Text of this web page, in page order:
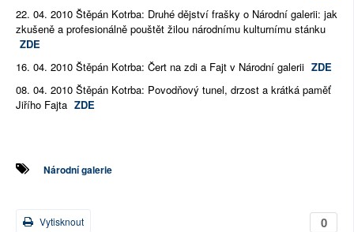
22. 04. 2010 Štěpán Kotrba: Druhé dějství frašky o Národní galerii: jak
zkušeně a profesionálně pouštět žilou národnímu kulturnímu stánku
ZDE
16. 04. 2010 Štěpán Kotrba: Čert na zdi a Fajt v Národní galerii ZDE
08. 04. 2010 Štěpán Kotrba: Povodňový tunel, drzost a krátká paměť
Jiřího Fajta ZDE
Národní galerie
0
Vytisknout